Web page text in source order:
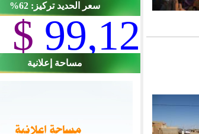
سعر الحديد تركيز: 62%
99,12
$
مساحة إعلانية